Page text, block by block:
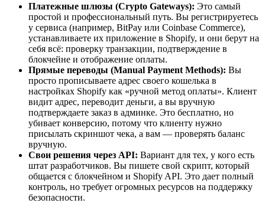
Платежные шлюзы (Crypto Gateways): Это самый
простой и профессиональный путь. Вы регистрируетесь
у сервиса (например, BitPay или Coinbase Commerce),
устанавливаете их приложение в Shopify, и они берут на
себя всё: проверку транзакции, подтверждение в
блокчейне и отображение оплаты.
Прямые переводы (Manual Payment Methods): Вы
просто прописываете адрес своего кошелька в
настройках Shopify как «ручной метод оплаты». Клиент
видит адрес, переводит деньги, а вы вручную
подтверждаете заказ в админке. Это бесплатно, но
убивает конверсию, потому что клиенту нужно
присылать скриншот чека, а вам — проверять баланс
вручную.
Свои решения через API: Вариант для тех, у кого есть
штат разработчиков. Вы пишете свой скрипт, который
общается с блокчейном и Shopify API. Это дает полный
контроль, но требует огромных ресурсов на поддержку
безопасности.